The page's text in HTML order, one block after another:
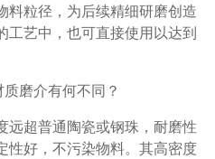
料粒径，为后续精细研磨创造
工艺中，也可直接使用以达到
磨介有何不同？
远超普通陶瓷或钢珠，耐磨性
性好，不污染物料。其高密度